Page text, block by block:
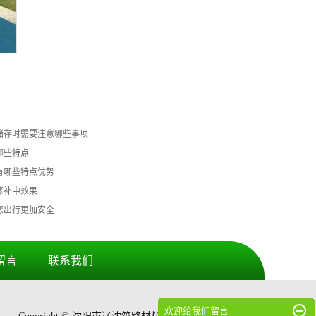
时需要注意哪些事项
些特点
哪些特点优势
补中效果
出行更加安全
言 联系我们
欢迎给我们留言